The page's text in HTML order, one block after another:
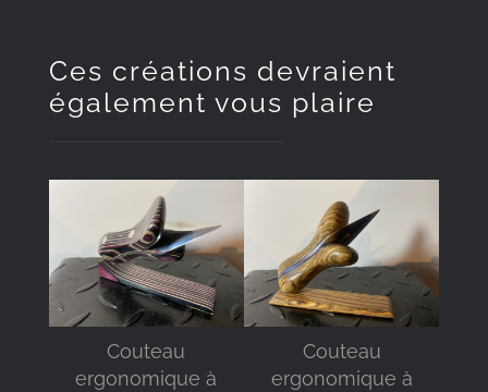
Ces créations devraient
également vous plaire
DÉTAILS
Couteau
ergonomique à
DÉTAILS
Couteau
ergonomique à